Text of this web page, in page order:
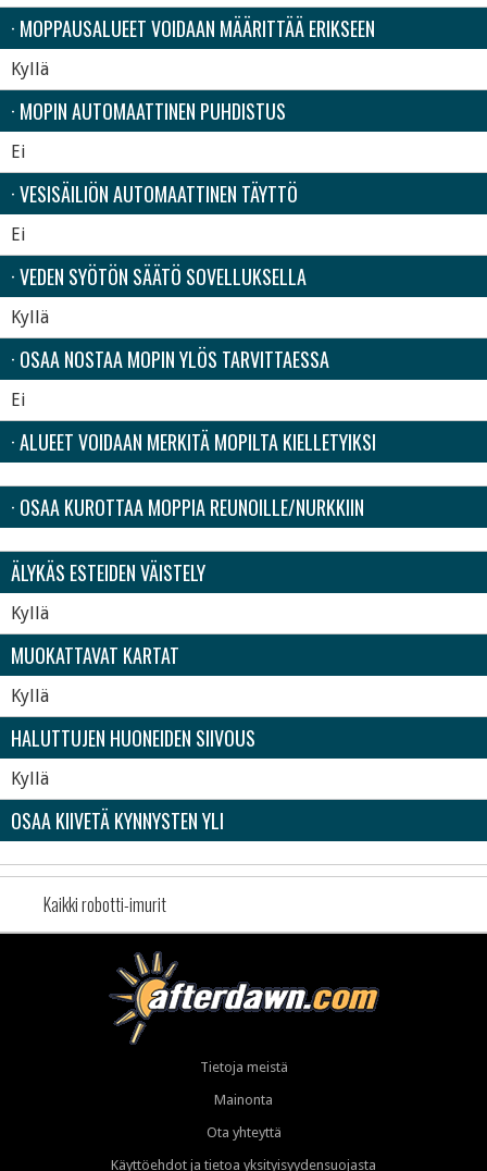
· MOPPAUSALUEET VOIDAAN MÄÄRITTÄÄ ERIKSEEN
Kyllä
· MOPIN AUTOMAATTINEN PUHDISTUS
Ei
· VESISÄILIÖN AUTOMAATTINEN TÄYTTÖ
Ei
· VEDEN SYÖTÖN SÄÄTÖ SOVELLUKSELLA
Kyllä
· OSAA NOSTAA MOPIN YLÖS TARVITTAESSA
Ei
· ALUEET VOIDAAN MERKITÄ MOPILTA KIELLETYIKSI
· OSAA KUROTTAA MOPPIA REUNOILLE/NURKKIIN
ÄLYKÄS ESTEIDEN VÄISTELY
Kyllä
MUOKATTAVAT KARTAT
Kyllä
HALUTTUJEN HUONEIDEN SIIVOUS
Kyllä
OSAA KIIVETÄ KYNNYSTEN YLI
Kaikki robotti-imurit
Tietoja meistä
Mainonta
Ota yhteyttä
Käyttöehdot ja tietoa yksityisyydensuojasta